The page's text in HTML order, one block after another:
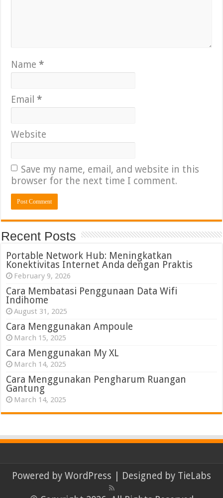
Name*
Email*
Website
Save my name, email, and website in this
browser for the next time I comment.
Recent Posts
Portable Network Hub: Meningkatkan
Konektivitas Internet Anda dengan Praktis
February 9, 2026
Cara Membatasi Penggunaan Data Wifi
Indihome
August 31, 2025
Cara Menggunakan Ampoule
March 15, 2025
Cara Menggunakan My XL
March 14, 2025
Cara Menggunakan Pengharum Ruangan
Gantung
March 14, 2025
Powered by WordPress | Designed by TieLabs